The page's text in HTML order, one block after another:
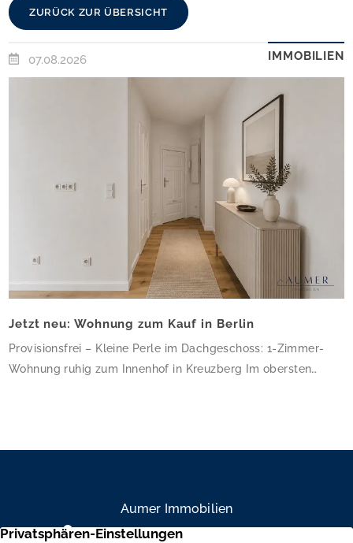
ZURÜCK ZUR ÜBERSICHT
07.08.2026 IMMOBILIEN
Jetzt neu: Wohnung zum Kauf in Berlin
Provisionsfrei – Kleine Perle im Dachgeschoss: 1-Zimmer-
Wohnung ruhig zum Innenhof in Kreuzberg Im obersten
Wohnung besticht durch hochwertiges Eichenparkett, helle
Aumer Immobilien
Mühlendamm 84a, 22087 Hamburg